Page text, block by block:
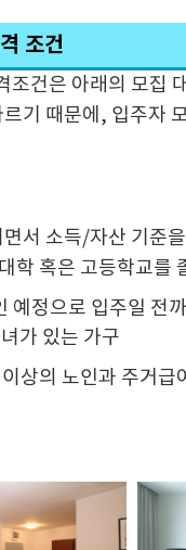
조건
조건은 아래의 모집
기 때문에, 입주자
서 소득/자산 기준
학 혹은 고등학교를
예정으로 입주일 전
가 있는 가구
상의 노인과 주거급